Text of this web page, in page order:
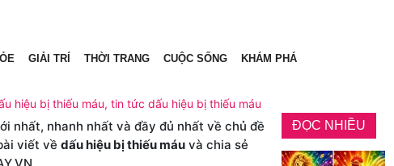
GIẢI TRÍ THỜI TRANG CUỘC SỐNG KHÁM PHÁ
hiệu bị thiếu máu, tin tức dấu hiệu bị thiếu máu
nhất, nhanh nhất và đầy đủ nhất về chủ đề
viết về dấu hiệu bị thiếu máu và chia sẻ
ĐỌC NHIỀU